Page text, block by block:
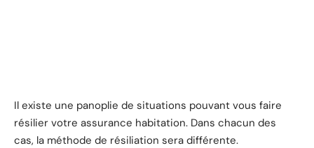
Il existe une panoplie de situations pouvant vous faire
résilier votre assurance habitation. Dans chacun des
cas, la méthode de résiliation sera différente.